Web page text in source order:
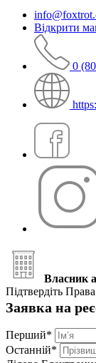
Відкрити
0
Власник
Підтвердіть
Заявка на
Перший*
Останній*